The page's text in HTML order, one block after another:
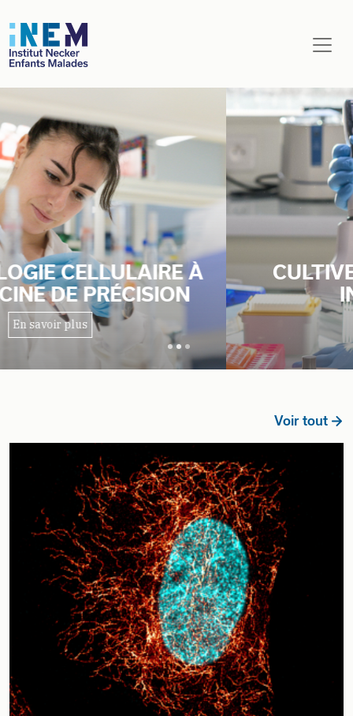
CULTIVER EXCELLENCE ET
INNOVATION
Voir tout